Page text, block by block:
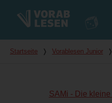
Du bist hier
Startseite ❭ Vorablesen Junior ❭
SAMi - Die kleine